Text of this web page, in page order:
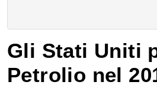
Gli Stati Uniti
Petrolio nel